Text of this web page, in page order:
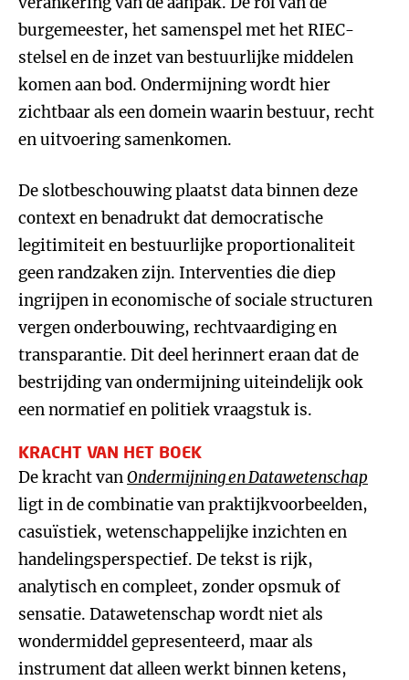
burgemeester, het samenspel met het RIEC-
stelsel en de inzet van bestuurlijke middelen
komen aan bod. Ondermijning wordt hier
zichtbaar als een domein waarin bestuur, recht
en uitvoering samenkomen.
De slotbeschouwing plaatst data binnen deze
context en benadrukt dat democratische
legitimiteit en bestuurlijke proportionaliteit
geen randzaken zijn. Interventies die diep
ingrijpen in economische of sociale structuren
vergen onderbouwing, rechtvaardiging en
transparantie. Dit deel herinnert eraan dat de
bestrijding van ondermijning uiteindelijk ook
een normatief en politiek vraagstuk is.
KRACHT VAN HET BOEK
De kracht vanOndermijning en Datawetenschap
ligt in de combinatie van praktijkvoorbeelden,
casuïstiek, wetenschappelijke inzichten en
handelingsperspectief. De tekst is rijk,
analytisch en compleet, zonder opsmuk of
sensatie. Datawetenschap wordt niet als
wondermiddel gepresenteerd, maar als
instrument dat alleen werkt binnen ketens,